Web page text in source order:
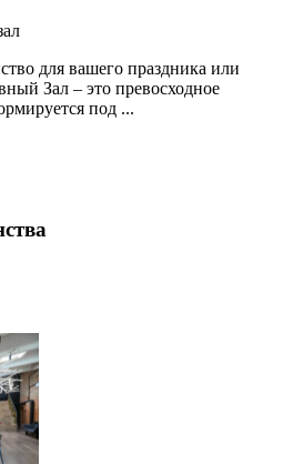
для вашего праздника или
Зал – это превосходное
под ...